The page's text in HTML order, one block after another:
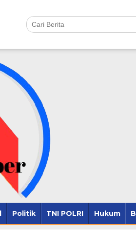
Politik TNI POLRI Hukum